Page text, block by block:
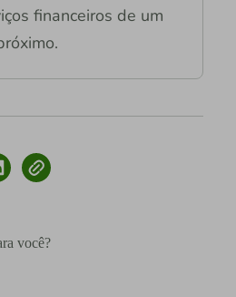
financeiros de um
você?